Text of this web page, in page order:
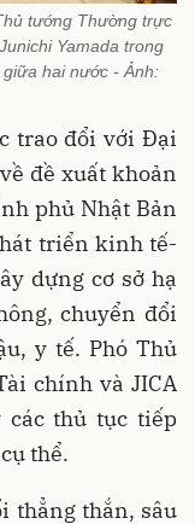
tướng Thường trực
Yamada trong
hai nước - Ảnh:
trao đổi với Đại
đề xuất khoản
phủ Nhật Bản
triển kinh tế-
dựng cơ sở hạ
chuyển đổi
y tế. Phó Thủ
chính và JICA
các thủ tục tiếp
thể.
thẳng thắn, sâu